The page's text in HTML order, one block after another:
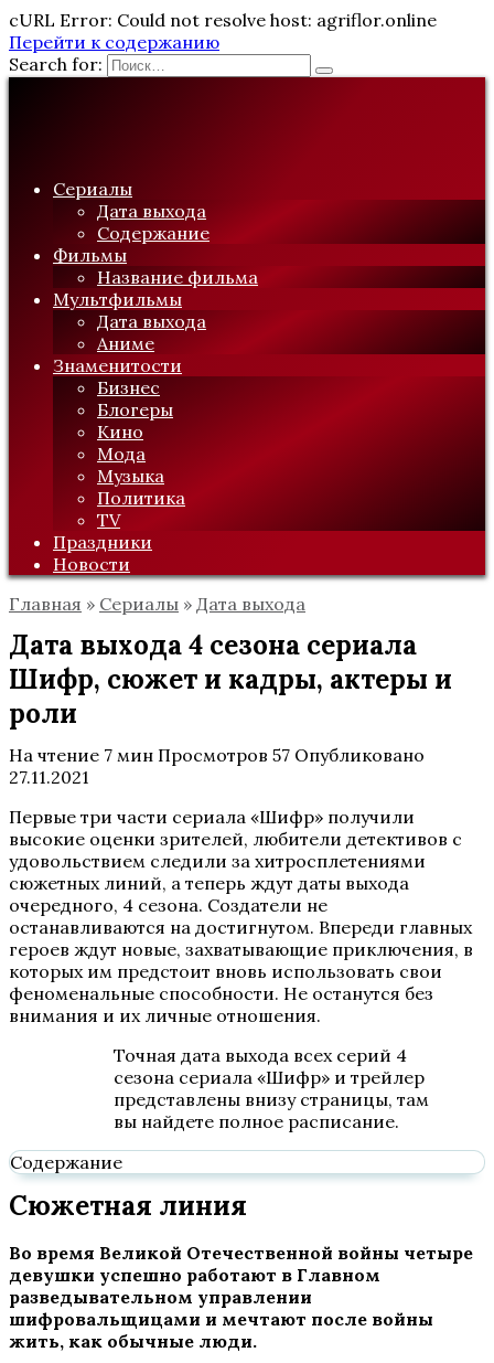
cURL Error: Could not resolve host: agriflor.online
Перейти к содержанию
Search for:
Сериалы
Дата выхода
Содержание
Фильмы
Название фильма
Мультфильмы
Дата выхода
Аниме
Знаменитости
Бизнес
Блогеры
Кино
Мода
Музыка
Политика
TV
Праздники
Новости
Главная » Сериалы » Дата выхода
Дата выхода 4 сезона сериала
Шифр, сюжет и кадры, актеры и
роли
На чтение 7 мин Просмотров 57 Опубликовано
27.11.2021
Первые три части сериала «Шифр» получили
высокие оценки зрителей, любители детективов с
удовольствием следили за хитросплетениями
сюжетных линий, а теперь ждут даты выхода
очередного, 4 сезона. Создатели не
останавливаются на достигнутом. Впереди главных
героев ждут новые, захватывающие приключения, в
которых им предстоит вновь использовать свои
феноменальные способности. Не останутся без
внимания и их личные отношения.
Точная дата выхода всех серий 4
сезона сериала «Шифр» и трейлер
представлены внизу страницы, там
вы найдете полное расписание.
Содержание
Сюжетная линия
Во время Великой Отечественной войны четыре
девушки успешно работают в Главном
разведывательном управлении
шифровальщицами и мечтают после войны
жить, как обычные люди.